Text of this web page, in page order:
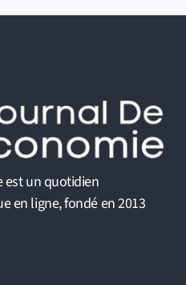
est un quotidien
en ligne, fondé en 2013